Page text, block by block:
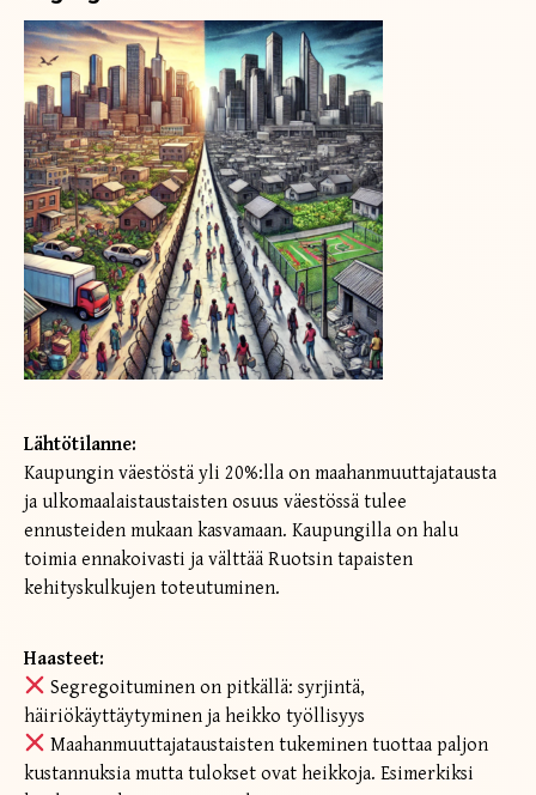
Lähtötilanne:
Kaupungin väestöstä yli 20%:lla on maahanmuuttajatausta
ja ulkomaalaistaustaisten osuus väestössä tulee
ennusteiden mukaan kasvamaan. Kaupungilla on halu
toimia ennakoivasti ja välttää Ruotsin tapaisten
kehityskulkujen toteutuminen.
Haasteet:
Segregoituminen on pitkällä: syrjintä,
häiriökäyttäytyminen ja heikko työllisyys
Maahanmuuttajataustaisten tukeminen tuottaa paljon
kustannuksia mutta tulokset ovat heikkoja. Esimerkiksi